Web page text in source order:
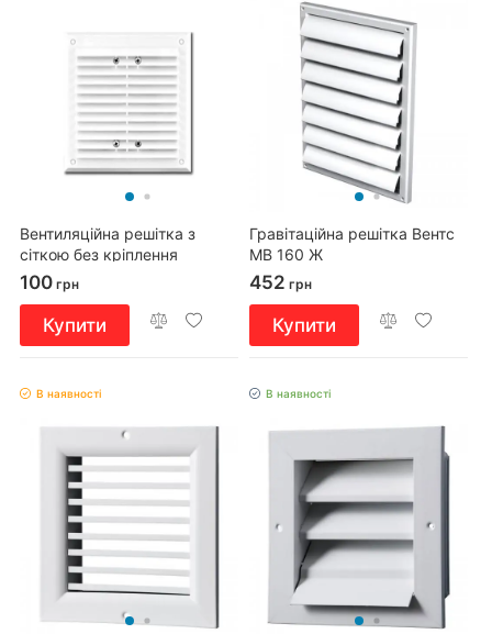
Вентиляційна решітка з
сіткою без кріплення
155x155
100 грн
Купити
Гравітаційна решітка Вентс
МВ 160 Ж
452 грн
Купити
В наявності В наявності